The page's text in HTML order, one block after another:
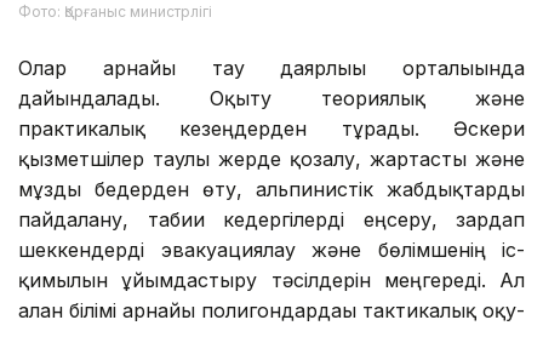
Фото: Қорғаныс министрлігі
Олар арнайы тау даярлығы орталығында
дайындалады. Оқыту теориялық және
практикалық кезеңдерден тұрады. Әскери
қызметшілер таулы жерде қозғалу, жартасты және
мұзды бедерден өту, альпинистік жабдықтарды
пайдалану, табиғи кедергілерді еңсеру, зардап
шеккендерді эвакуациялау және бөлімшенің іс-
қимылын ұйымдастыру тәсілдерін меңгереді. Ал
алған білімі арнайы полигондардағы тактикалық оқу-